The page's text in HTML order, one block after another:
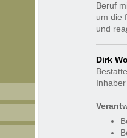
Beruf
um die
und
Dirk